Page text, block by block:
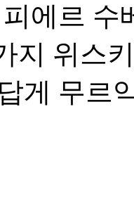
에르 수
지 위스
게 무르